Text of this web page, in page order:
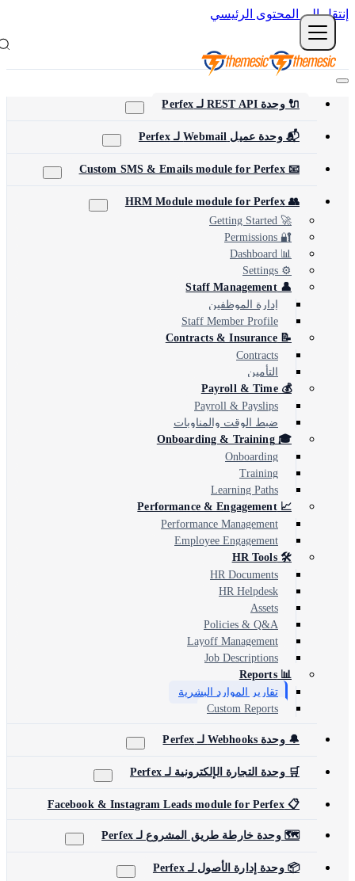
إلى المحتوى الرئيسي
🔌 وحدة REST API لـ Perfex
📬 وحدة عميل Webmail لـ Perfex
📧 Custom SMS & Emails module for Perfex
👥 HRM Module module for Perfex
🚀 Getting Started
🔐 Permissions
📊 Dashboard
⚙️ Settings
👤 Staff Management
إدارة الموظفين
Staff Member Profile
📝 Contracts & Insurance
Contracts
التأمين
💰 Payroll & Time
Payroll & Payslips
ضبط الوقت والمناوبات
🎓 Onboarding & Training
Onboarding
Training
Learning Paths
📈 Performance & Engagement
Performance Management
Employee Engagement
🛠️ HR Tools
HR Documents
HR Helpdesk
Assets
Policies & Q&A
Layoff Management
Job Descriptions
📊 Reports
تقارير الموارد البشرية
Custom Reports
🔔 وحدة Webhooks لـ Perfex
🛒 وحدة التجارة الإلكترونية لـ Perfex
📋 Facebook & Instagram Leads module for Perfex
🗺️ وحدة خارطة طريق المشروع لـ Perfex
📦 وحدة إدارة الأصول لـ Perfex